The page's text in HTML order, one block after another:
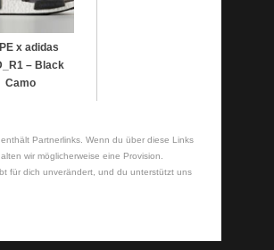
x adidas
– Black
Camo
Partnerlinks. Wenn du über diese Links
wir möglicherweise eine Provision.
für dich unverändert, und du unterstützt uns